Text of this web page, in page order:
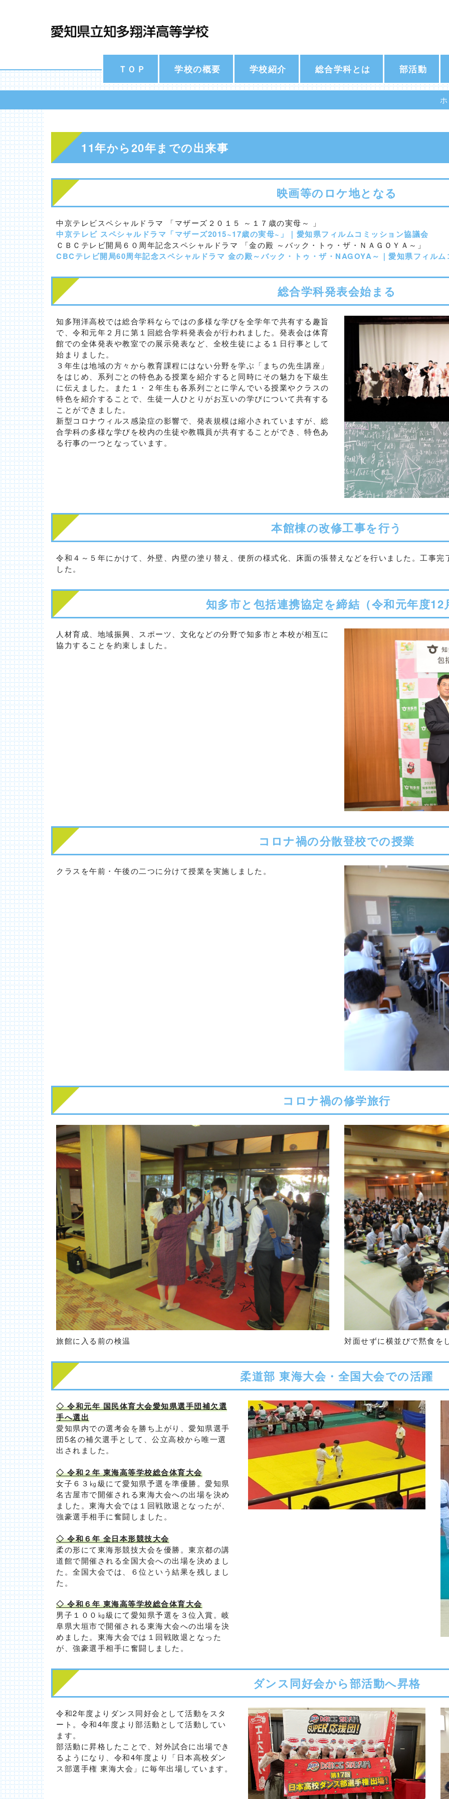
ＴＯＰ 学校の概要 学校紹介 総合学科とは 部活動
11年から20年までの出来事
映画等のロケ地となる
中京テレビスペシャルドラマ 「マザーズ２０１５ ～１７歳の実母～ 」
中京テレビ スペシャルドラマ「マザーズ2015~17歳の実母~」｜愛知県フィルムコミッション協議会
ＣＢＣテレビ開局６０周年記念スペシャルドラマ 「金の殿 ～バック・トゥ・ザ・ＮＡＧＯＹＡ～」
CBCテレビ開局60周年記念スペシャルドラマ 金の殿～バック・トゥ・ザ・NAGOYA～｜愛知県フィル
総合学科発表会始まる
知多翔洋高校では総合学科ならではの多様な学びを全学年で共有する趣旨
で、令和元年２月に第１回総合学科発表会が行われました。発表会は体育
館での全体発表や教室での展示発表など、全校生徒による１日行事として
始まりました。
３年生は地域の方々から教育課程にはない分野を学ぶ「まちの先生講座」
をはじめ、系列ごとの特色ある授業を紹介すると同時にその魅力を下級生
に伝えました。また１・２年生も各系列ごとに学んでいる授業やクラスの
特色を紹介することで、生徒一人ひとりがお互いの学びについて共有する
ことができました。
新型コロナウィルス感染症の影響で、発表規模は縮小されていますが、総
合学科の多様な学びを校内の生徒や教職員が共有することができ、特色あ
る行事の一つとなっています。
本館棟の改修工事を行う
令和４～５年にかけて、外壁、内壁の塗り替え、便所の様式化、床面の張替えなどを行いました。工事
した。
知多市と包括連携協定を締結（令和元年度12
人材育成、地域振興、スポーツ、文化などの分野で知多市と本校が相互に
協力することを約束しました。
コロナ禍の分散登校での授業
クラスを午前・午後の二つに分けて授業を実施しました。
コロナ禍の修学旅行
旅館に入る前の検温 対面せずに横並びで黙食を
柔道部 東海大会・全国大会での活躍
◇ 令和元年 国民体育大会愛知県選手団補欠選
手へ選出
愛知県内での選考会を勝ち上がり、愛知県選手
団5名の補欠選手として、公立高校から唯一選
出されました。
◇ 令和２年 東海高等学校総合体育大会
女子６３㎏級にて愛知県予選を準優勝。愛知県
名古屋市で開催される東海大会への出場を決め
ました。東海大会では１回戦敗退となったが、
強豪選手相手に奮闘しました。
◇ 令和６年 全日本形競技大会
柔の形にて東海形競技大会を優勝。東京都の講
道館で開催される全国大会への出場を決めまし
た。全国大会では、６位という結果を残しまし
た。
◇ 令和６年 東海高等学校総合体育大会
男子１００㎏級にて愛知県予選を３位入賞。岐
阜県大垣市で開催される東海大会への出場を決
めました。東海大会では１回戦敗退となった
が、強豪選手相手に奮闘しました。
ダンス同好会から部活動へ昇格
令和2年度よりダンス同好会として活動をスタ
ート。令和4年度より部活動として活動してい
ます。
部活動に昇格したことで、対外試合に出場でき
るようになり、令和4年度より「日本高校ダン
ス部選手権 東海大会」に毎年出場しています。